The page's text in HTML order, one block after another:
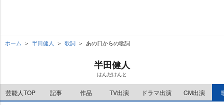
ホーム 半田健人 歌詞 あの日からの歌詞
半田健人
はんだけんと
芸能人TOP 記事 作品 TV出演 ドラマ出演 CM出演